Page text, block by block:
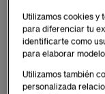
Un
de modelos
Learning,
Utilizamos cookies y
para diferenciar tu
identificarte como
para elaborar
Utilizamos también
personalizada